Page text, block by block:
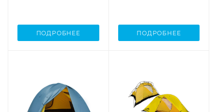
ПОДРОБНЕЕ ПОДРОБНЕЕ